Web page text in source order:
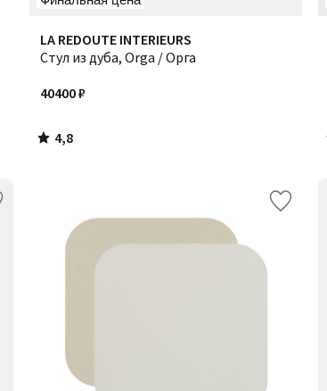
LA REDOUTE INTERIEURS
Стул из дуба, Orga / Орга
40400 ₽
4,8
/ 5
4,8
/